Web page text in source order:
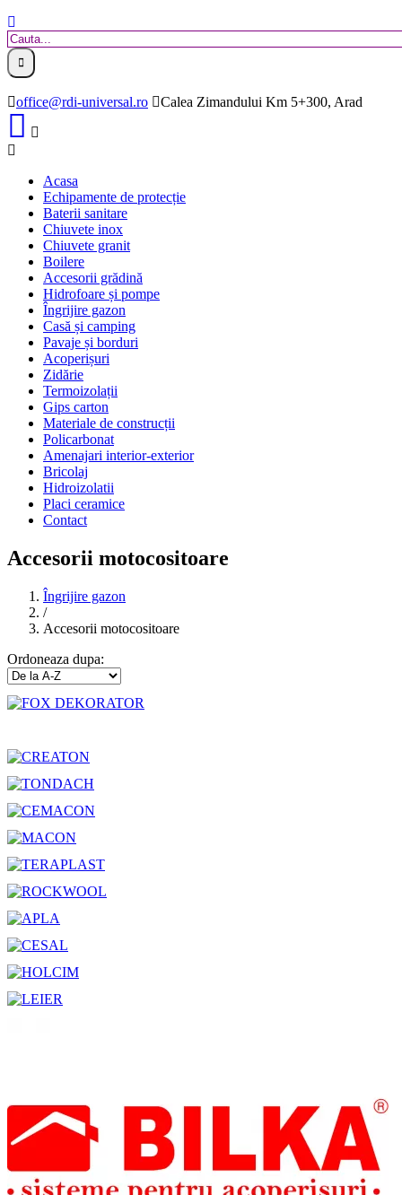
office@rdi-universal.ro Calea Zimandului Km 5+300, Arad
Acasa
Echipamente de protecție
Baterii sanitare
Chiuvete inox
Chiuvete granit
Boilere
Accesorii grădină
Hidrofoare și pompe
Îngrijire gazon
Casă și camping
Pavaje și borduri
Acoperișuri
Zidărie
Termoizolații
Gips carton
Materiale de construcții
Policarbonat
Amenajari interior-exterior
Bricolaj
Hidroizolatii
Placi ceramice
Contact
Accesorii motocositoare
Îngrijire gazon
/
Accesorii motocositoare
Ordoneaza dupa: